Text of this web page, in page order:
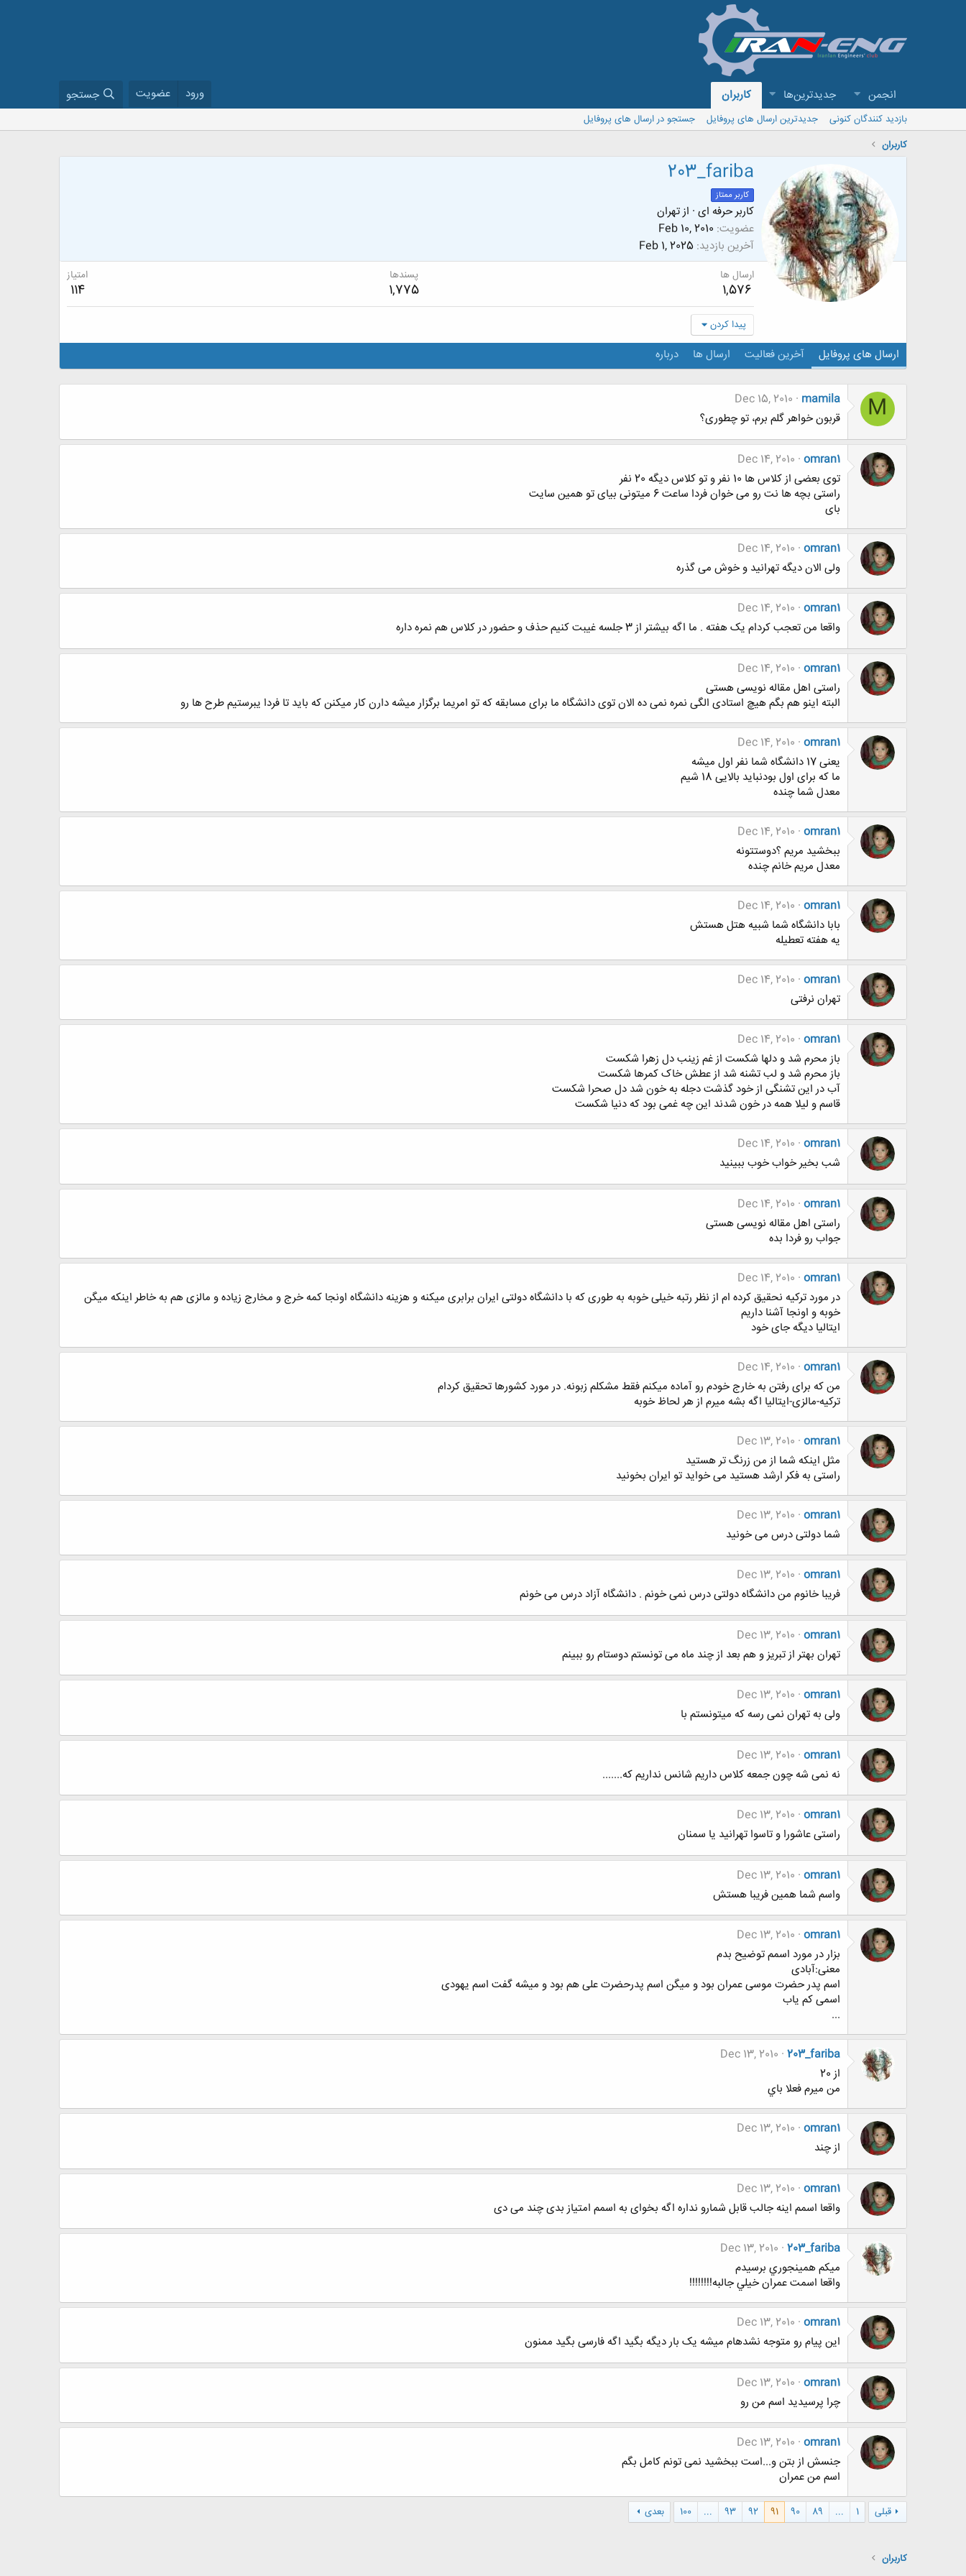
انجمن جدیدترین‌ها کاربران ورود عضویت جستجو
بازدید کنندگان کنونی جدیدترین ارسال های پروفایل
جستجو در ارسال های پروفایل
کاربران
203_fariba
کاربر ممتاز
کاربر حرفه ای · ازتهران
عضویت Feb 10, 2010
آخرین بازدید Feb 1, 2025
ارسال ها
1,576
پسندها
1,775
امتیاز
114
پیدا کردن
ارسال های پروفایل آخرین فعالیت ارسال ها درباره
M
mamila
Dec 15, 2010
قربون خواهر گلم برم، تو چطوری؟
omran1
Dec 14, 2010
توی بعضی از کلاس ها 10 نفر و تو کلاس دیگه 20 نفر
راستی بچه ها نت رو می خوان فردا ساعت 6 میتونی بیای تو همین سایت
بای
omran1
Dec 14, 2010
ولی الان دیگه تهرانید و خوش می گذره
omran1
Dec 14, 2010
واقعا من تعجب کردام یک هفته . ما اگه بیشتر از 3 جلسه غیبت کنیم حذف و حضور در کلاس هم نمره داره
omran1
Dec 14, 2010
راستی اهل مقاله نویسی هستی
البته اینو هم بگم هیچ استادی الگی نمره نمی ده الان توی دانشگاه ما برای مسابقه که تو امریما برگزار میشه دارن کار میکنن که باید تا فردا یبرستیم طرح ها رو
omran1
Dec 14, 2010
یعنی 17 دانشگاه شما نفر اول میشه
ما که برای اول بودنباید بالایی 18 شیم
معدل شما چنده
omran1
Dec 14, 2010
ببخشید مریم ؟دوستتونه
معدل مریم خانم چنده
omran1
Dec 14, 2010
بابا دانشگاه شما شبیه هتل هستش
یه هفته تعطیله
omran1
Dec 14, 2010
تهران نرفتی
omran1
Dec 14, 2010
باز محرم شد و دلها شکست از غم زینب دل زهرا شکست
باز محرم شد و لب تشنه شد از عطش خاک کمرها شکست
آب در این تشنگی از خود گذشت دجله به خون شد دل صحرا شکست
قاسم و لیلا همه در خون شدند این چه غمی بود که دنیا شکست
omran1
Dec 14, 2010
شب بخیر خواب خوب ببینید
omran1
Dec 14, 2010
راستی اهل مقاله نویسی هستی
جواب رو فردا بده
omran1
Dec 14, 2010
در مورد ترکیه نحقیق کرده ام از نظر رتبه خیلی خوبه به طوری که با دانشگاه دولتی ایران برابری میکنه و هزینه دانشگاه اونجا کمه خرج و مخارج زیاده و مالزی هم به خاطر اینکه میگن
خوبه و اونجا آشنا داریم
ایتالیا دیگه جای خود
omran1
Dec 14, 2010
من که برای رفتن به خارج خودم رو آماده میکنم فقط مشکلم زبونه. در مورد کشورها تحقیق کردام
ترکیه-مالزی-ایتالیا اگه بشه میرم از هر لحاظ خوبه
omran1
Dec 13, 2010
مثل اینکه شما از من زرنگ تر هستید
راستی به فکر ارشد هستید می خواید تو ایران بخونید
omran1
Dec 13, 2010
شما دولتی درس می خونید
omran1
Dec 13, 2010
فریبا خانوم من دانشگاه دولتی درس نمی خونم . دانشگاه آزاد درس می خونم
omran1
Dec 13, 2010
تهران بهتر از تبریز و هم بعد از چند ماه می تونستم دوستام رو ببینم
omran1
Dec 13, 2010
ولی به تهران نمی رسه که میتونستم با
omran1
Dec 13, 2010
نه نمی شه چون جمعه کلاس داریم شانس نداریم که.......
omran1
Dec 13, 2010
راستی عاشورا و تاسوا تهرانید یا سمنان
omran1
Dec 13, 2010
واسم شما همین فریبا هستش
omran1
Dec 13, 2010
بزار در مورد اسمم توضیح بدم
معنی:آبادی
اسم پدر حضرت موسی عمران بود و میگن اسم پدرحضرت علی هم بود و میشه گفت اسم یهودی
اسمی کم یاب
...
203_fariba
Dec 13, 2010
از 20
من ميرم فعلا باي
omran1
Dec 13, 2010
از چند
omran1
Dec 13, 2010
واقعا اسمم اینه جالب قابل شمارو نداره اگه بخوای به اسمم امتیاز بدی چند می دی
203_fariba
Dec 13, 2010
ميكم همينجوري برسيدم
واقعا اسمت عمران خيلي جالبه!!!!!!!!
omran1
Dec 13, 2010
این پیام رو متوجه نشدهام میشه یک بار دیگه بگید اگه فارسی بگید ممنون
omran1
Dec 13, 2010
چرا پرسیدید اسم من رو
omran1
Dec 13, 2010
جنسش از بتن و...است ببخشید نمی تونم کامل بگم
اسم من عمران
قبلی 1
...
89
90
91
92
93
...
100 بعدی
کاربران